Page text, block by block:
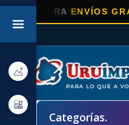
ENVÍOS GRATIS
Categorías.